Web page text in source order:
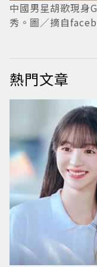
中國男星胡歌現身
秀。圖／摘自
熱門文章